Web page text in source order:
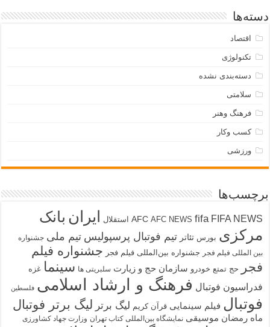
دسته‌ها
اقتصاد
تکنولوژی
دسته‌بندی نشده
سلامتی
فرهنگ وهنر
کسب وکار
ورزشی
برچسب‌ها
AFC AFC NEWS fifa FIFA NEWS استقلال ایران بانک
مرکزی بورس تئاتر تیم فوتبال پرسپولیس تیم ملی جشنواره
بین المللی فیلم فجر جشنواره بین‌المللی فیلم فجر جشنواره فیلم
فجر
حج تمتع خودرو سازمان حج و زیارت سلبریتی ها سینما غزه
فدراسیون فوتبال فرهنگ و ارشاد اسلامی فلسطین
فوتبال فیلم سینمایی قرآن کریم لیگ برتر لیگ برتر فوتبال
ماه رمضان موسیقی نمایشگاه بین‌المللی کتاب تهران وزارت جهاد کشاورزی